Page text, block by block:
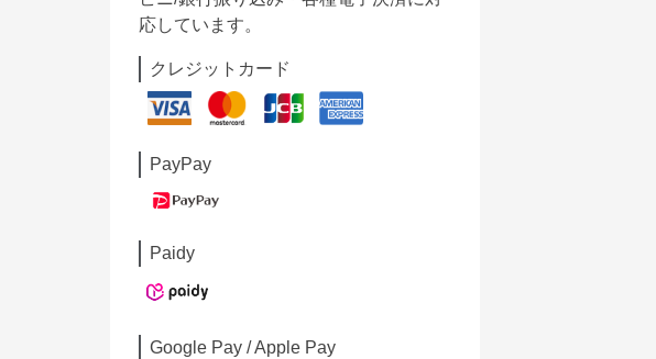
応しています。
クレジットカード
PayPay
Paidy
Google Pay / Apple Pay